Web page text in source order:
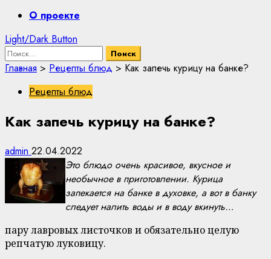
PrimaryО проекте
Light/Dark Button
Найти:
Главная > Рецепты блюд > Как запечь курицу на банке?
Рецепты блюд
Как запечь курицу на банке?
admin 22.04.2022
Это блюдо очень красивое, вкусное и
необычное в приготовлении. Курица
запекается на банке в духовке, а вот в банку
следует налить воды и в воду вкинуть…
пару лавровых листочков и обязательно целую
репчатую луковицу.